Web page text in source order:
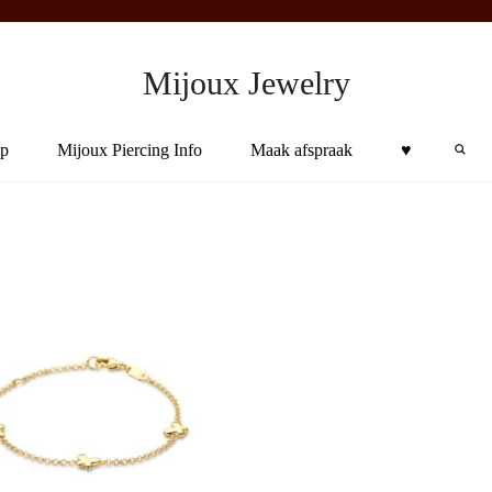
Mijoux Jewelry
Mijoux Piercing Info Maak afspraak ♥︎